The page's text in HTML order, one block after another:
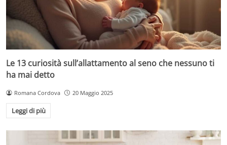
Le 13 curiosità sull’allattamento al seno che nessuno ti
ha mai detto
Romana Cordova 20 Maggio 2025
Leggi di più